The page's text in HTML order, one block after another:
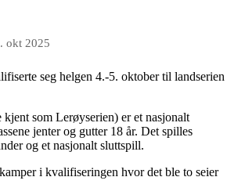
okt 2025
seg helgen 4.-5. oktober til
som Lerøyserien) er et nasjonalt
jenter og gutter 18 år. Det spilles
og et nasjonalt sluttspill.
i kvalifiseringen hvor det ble to seier